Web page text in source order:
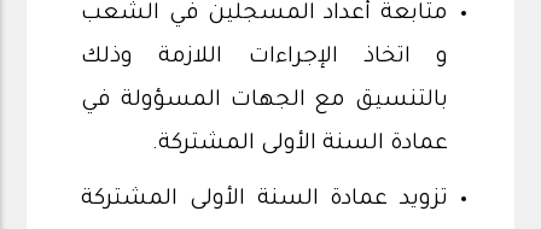
متابعة أعداد المسجلين في الشعب
و اتخاذ الإجراءات اللازمة وذلك
بالتنسيق مع الجهات المسؤولة في
عمادة السنة الأولى المشتركة.
تزويد عمادة السنة الأولى المشتركة